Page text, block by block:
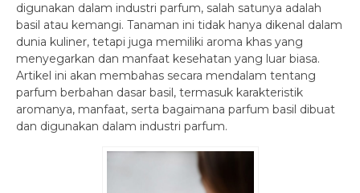
digunakan dalam industri parfum, salah satunya adalah
basil atau kemangi. Tanaman ini tidak hanya dikenal dalam
dunia kuliner, tetapi juga memiliki aroma khas yang
menyegarkan dan manfaat kesehatan yang luar biasa.
Artikel ini akan membahas secara mendalam tentang
parfum berbahan dasar basil, termasuk karakteristik
aromanya, manfaat, serta bagaimana parfum basil dibuat
dan digunakan dalam industri parfum.